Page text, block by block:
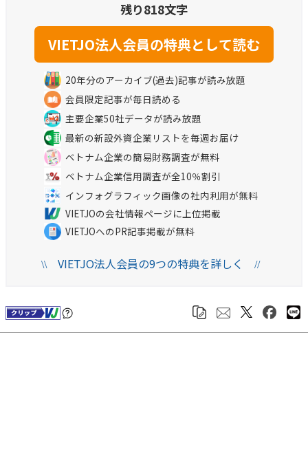
残り818文字
20年分のアーカイブ(過去)記事が読み放題
会員限定記事が毎日読める
主要企業50社データが読み放題
最新の新設外資企業リストを毎週お届け
ベトナム企業の簡易財務調査が無料
ベトナム企業信用調査が全10％割引
インフォグラフィック画像の社内利用が無料
VIETJOの会社情報ページに上位掲載
VIETJOへのPR記事掲載が無料
\\VIETJO法人会員の9つの特典を詳しく //